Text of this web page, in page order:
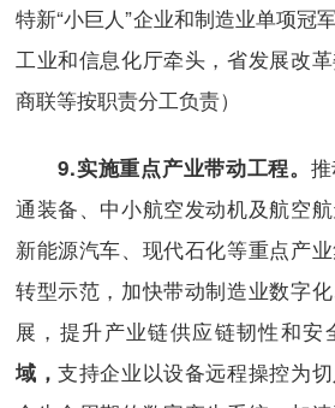
特新“小巨人”企业和制造业单项冠
工业和信息化厅牵头，省发展改
商联等按职责分工负责）
9.实施重点产业带动工程。
通装备、中小航空发动机及航空航
新能源汽车、现代石化等重点产
转型示范，加快带动制造业数字
展，提升产业链供应链韧性和安
域，支持企业以设备远程操控为